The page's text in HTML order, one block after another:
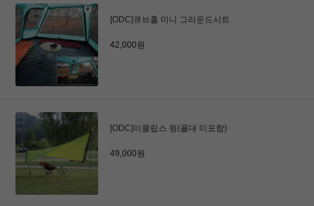
[ODC]큐브홀 미니 그라운드시트
42,000원
[ODC]이클립스 윙(폴대 미포함)
49,000원